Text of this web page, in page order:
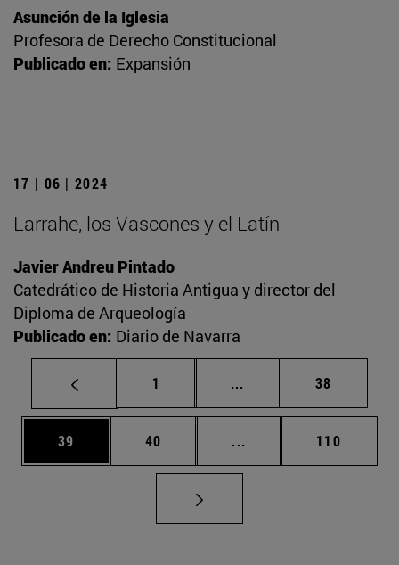
Asunción de la Iglesia
Profesora de Derecho Constitucional
Publicado en: Expansión
17 | 06 | 2024
Larrahe, los Vascones y el Latín
Javier Andreu Pintado
Catedrático de Historia Antigua y director del
Diploma de Arqueología
Publicado en: Diario de Navarra
Página
1 ... Páginas intermedias
Página
38
Página
39 Página
40 ... Páginas intermedias
Página
110